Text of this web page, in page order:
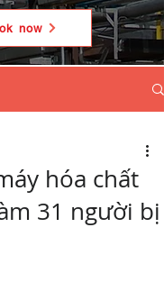
now
hóa chất
31 người bị